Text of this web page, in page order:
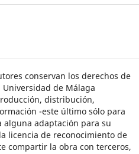
conservan los derechos de
de Málaga
distribución,
-este último sólo para
alguna adaptación para su
licencia de reconocimiento de
compartir la obra con terceros,